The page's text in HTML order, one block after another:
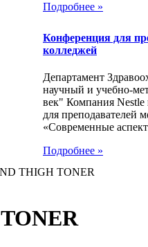
Подробнее »
Конференция для
колледжей
Департамент
научный и учебно-
век" Компания
для преподавателей
«Современные
Подробнее »
THIGH TONER